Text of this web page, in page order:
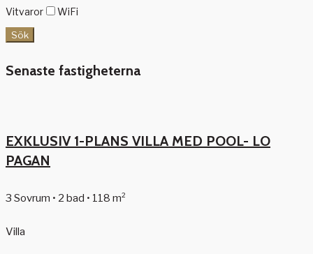
Vitvaror
WiFi
Sök
Senaste fastigheterna
EXKLUSIV 1-PLANS VILLA MED POOL- LO
PAGAN
3 Sovrum • 2 bad • 118 m²
Villa